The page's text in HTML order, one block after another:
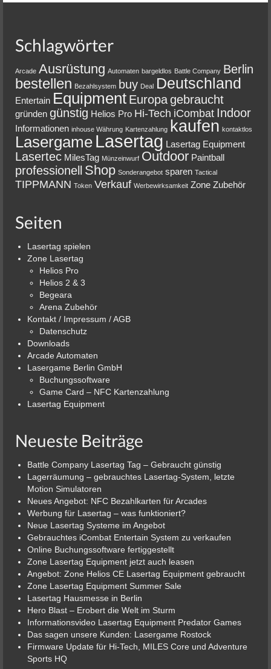
Schlagwörter
Arcade Ausrüstung Automaten bargeldlos Battle Company Berlin
bestellen Bezahlsystem buy Deal Deutschland
Entertain Equipment Europagebraucht
gründen günstig Helios Pro Hi-Tech iCombat Indoor
Informationen inhouse Währung Kartenzahlung kaufen kontaktlos
Lasergame Lasertag Lasertag Equipment
Lasertec MilesTag Münzeinwurf Outdoor Paintball
professionell Shop Sonderangebot sparen Tactical
TIPPMANN Token Verkauf Werbewirksamkeit Zone Zubehör
Seiten
Lasertag spielen
Zone Lasertag
Helios Pro
Helios 2 & 3
Begeara
Arena Zubehör
Kontakt / Impressum / AGB
Datenschutz
Downloads
Arcade Automaten
Lasergame Berlin GmbH
Buchungssoftware
Game Card – NFC Kartenzahlung
Lasertag Equipment
Neueste Beiträge
Battle Company Lasertag Tag – Gebraucht günstig
Lagerräumung – gebrauchtes Lasertag-System, letzte
Motion Simulatoren
Neues Angebot: NFC Bezahlkarten für Arcades
Werbung für Lasertag – was funktioniert?
Neue Lasertag Systeme im Angebot
Gebrauchtes iCombat Entertain System zu verkaufen
Online Buchungssoftware fertiggestellt
Zone Lasertag Equipment jetzt auch leasen
Angebot: Zone Helios CE Lasertag Equipment gebraucht
Zone Lasertag Equipment Summer Sale
Lasertag Hausmesse in Berlin
Hero Blast – Erobert die Welt im Sturm
Informationsvideo Lasertag Equipment Predator Games
Das sagen unsere Kunden: Lasergame Rostock
Firmware Update für Hi-Tech, MILES Core und Adventure
Sports HQ